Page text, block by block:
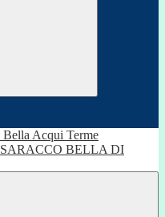
SARACCO BELLA DI